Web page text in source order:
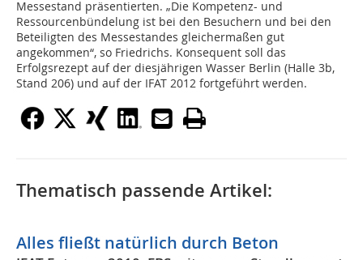
Messestand präsentierten. „Die Kompetenz- und
Ressourcenbündelung ist bei den Besuchern und bei den
Beteiligten des Messestandes gleichermaßen gut
angekommen“, so Friedrichs. Konsequent soll das
Erfolgsrezept auf der diesjährigen Wasser Berlin (Halle 3b,
Stand 206) und auf der IFAT 2012 fortgeführt werden.
Thematisch passende Artikel:
Alles fließt natürlich durch Beton